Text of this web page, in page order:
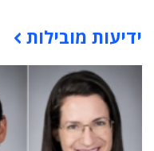
תוכן פרסומי
ידיעות מובילות